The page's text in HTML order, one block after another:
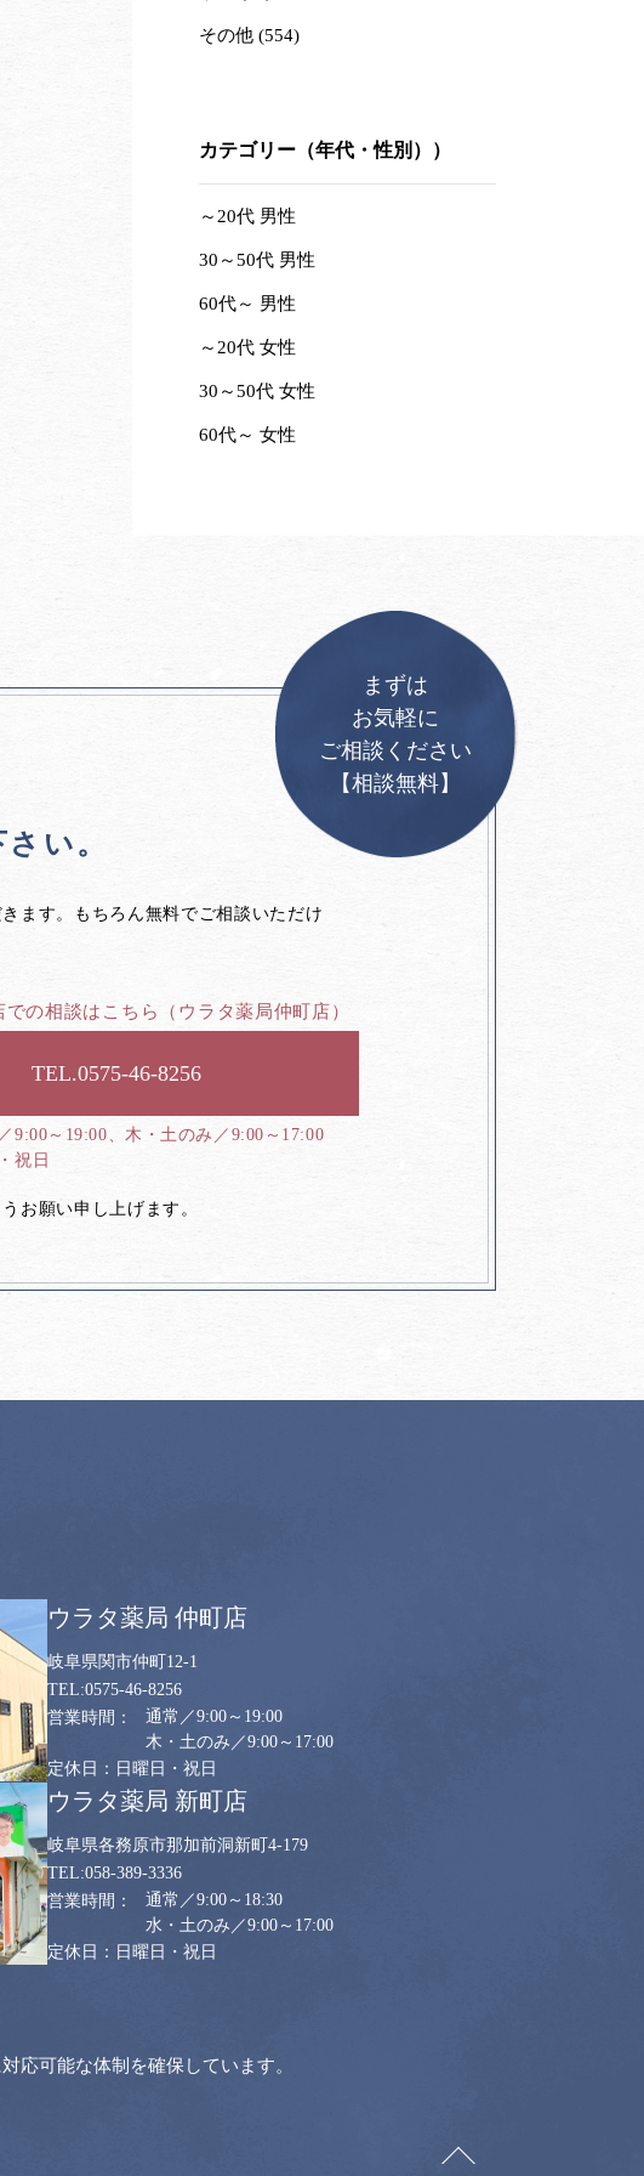
その他 (554)
カテゴリー（年代・性別））
～20代 男性
30～50代 男性
60代～ 男性
～20代 女性
30～50代 女性
60代～ 女性
い。
ます。もちろん無料でご相談いただけ
での相談はこちら （ウラタ薬局仲町店）
0575-46-8256
9:00～19:00、木・土のみ／9:00～17:00
祝日
お願い申し上げます。
まずは
お気軽に
ご相談ください
【相談無料】
ウラタ薬局 仲町店
岐阜県関市仲町12-1
0575-46-8256
通常／9:00～19:00
木・土のみ／9:00～17:00
日曜日・祝日
ウラタ薬局 新町店
岐阜県各務原市那加前洞新町4-179
058-389-3336
通常／9:00～18:30
水・土のみ／9:00～17:00
日曜日・祝日
応可能な体制を確保しています。